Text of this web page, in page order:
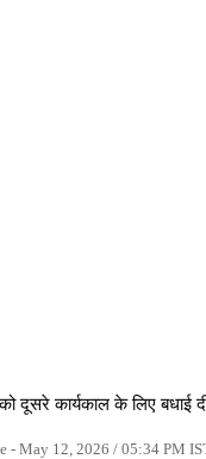
दूसरे कार्यकाल के लिए बधाई
- May 12, 2026 / 05:34 PM